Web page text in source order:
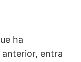
ha
entra